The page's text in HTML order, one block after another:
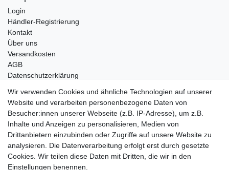
Login
Händler-Registrierung
Kontakt
Über uns
Versandkosten
AGB
Datenschutzerklärung
Telefonische Beratung und Unterstützung für Händler unter:
+49 2851 5895-0
Montag - Donnerstag: 08.00 - 16.30 Uhr
Freitag: 08.00 - 16.00 Uhr
Wir verwenden Cookies und ähnliche Technologien auf unserer
Website und verarbeiten personenbezogene Daten von
Besucher:innen unserer Webseite (z.B. IP-Adresse), um z.B.
Inhalte und Anzeigen zu personalisieren, Medien von
Drittanbietern einzubinden oder Zugriffe auf unsere Website zu
analysieren. Die Datenverarbeitung erfolgt erst durch gesetzte
Cookies. Wir teilen diese Daten mit Dritten, die wir in den
Einstellungen benennen.